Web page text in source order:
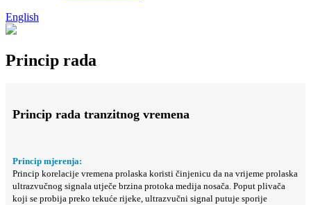
English
Princip rada
Princip rada tranzitnog vremena
Princip mjerenja:
Princip korelacije vremena prolaska koristi činjenicu da na vrijeme prolaska
ultrazvučnog signala utječe brzina protoka medija nosača. Poput plivača
koji se probija preko tekuće rijeke, ultrazvučni signal putuje sporije